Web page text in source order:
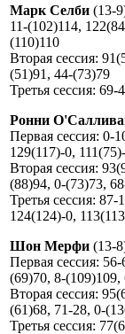
Марк Селби (13-
11-(102)114,
(110)110
Вторая сессия:
(51)91, 44-(73)79
Третья сессия:
Ронни
Первая сессия: 0-
129(117)-0,
Вторая сессия:
(88)94, 0-(73)73,
Третья сессия:
124(124)-0,
Шон Мерфи (13-
Первая сессия:
(69)70, 8-(109)109,
Вторая сессия:
(61)68, 71-28, 0-
Третья сессия: